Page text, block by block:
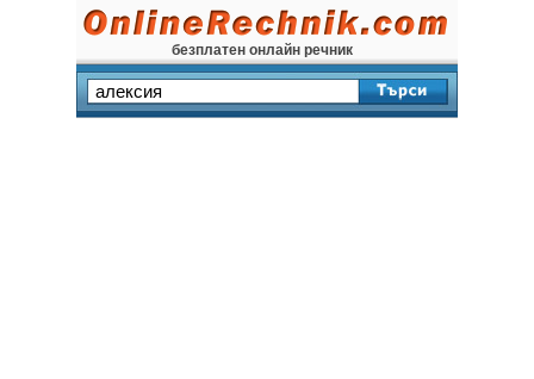
безплатен онлайн речник